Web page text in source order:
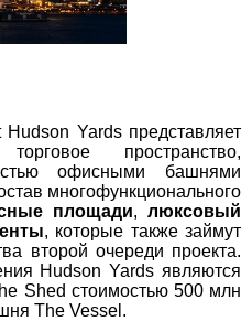
Yards представляет
пространство,
офисными башнями
многофункционального
площади,люксовый
, которые также займут
второй очереди проекта.
Hudson Yards являются
Shed стоимостью 500 млн
The Vessel.